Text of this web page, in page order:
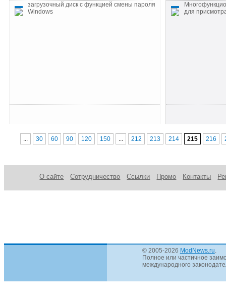
загрузочный диск с функцией смены пароля
Windows
для
30 60 90 120 150 212 213 214 215 216
О сайте Сотрудничество Ссылки Промо Контакты
© 2005-2026 ModNews.ru
Полное или частичное
международного